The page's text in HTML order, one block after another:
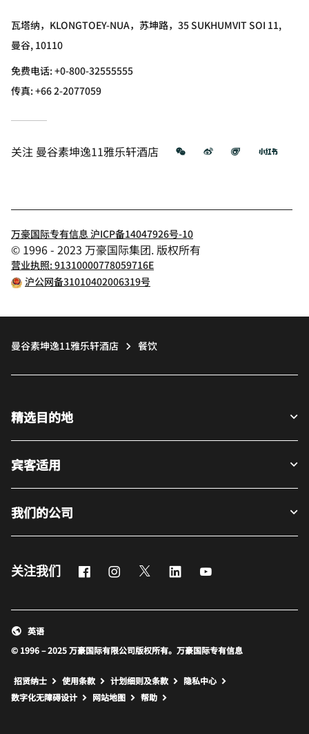
瓦塔纳，KLONGTOEY-NUA，苏坤路，35 SUKHUMVIT SOI 11,
曼谷, 10110
免费电话:+0-800-32555555
传真:+66 2-2077059
关注 曼谷素坤逸11雅乐轩酒店 微信 微博 飞猪 小红
万豪国际专有信息 沪ICP备14047926号-10
© 1996 - 2023 万豪国际集团. 版权所有
营业执照: 91310000778059716E
沪公网备31010402006319号
曼谷素坤逸11雅乐轩酒店 餐饮
精选目的地
宾客适用
我们的公司
关注我们 FacebookInstagram
Twitter LinkedIn
© 1996 – 2025 万豪国际有限公司版权所有。万豪国际专有信息
英语
招贤纳士 使用条款 计划细则及条款
隐私中心
数字化无障碍设计
网站地图 打开新窗口
帮助